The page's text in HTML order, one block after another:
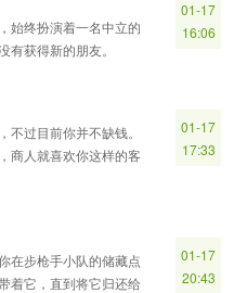
始终扮演着一名中立的
有获得新的朋友。
01-17
16:06
不过目前你并不缺钱。
商人就喜欢你这样的客
01-17
17:33
在步枪手小队的储藏点
着它，直到将它归还给
01-17
20:43